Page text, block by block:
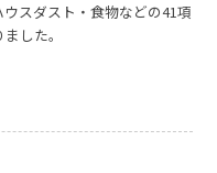
スダスト・食物などの41項
した。